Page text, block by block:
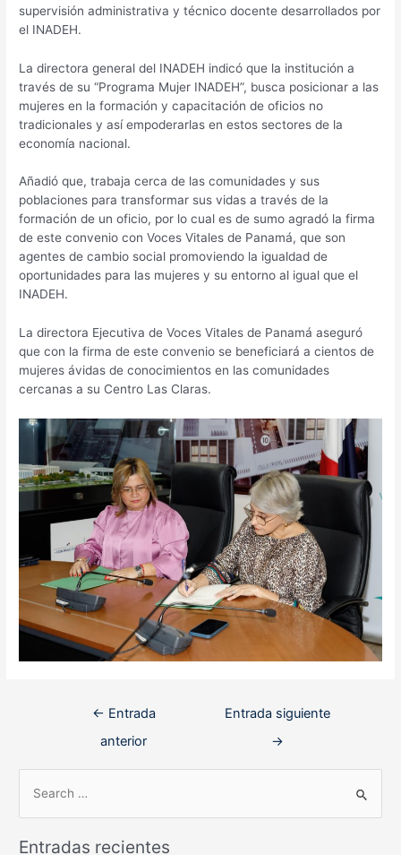
supervisión administrativa y técnico docente desarrollados por
el INADEH.
La directora general del INADEH indicó que la institución a
través de su “Programa Mujer INADEH”, busca posicionar a las
mujeres en la formación y capacitación de oficios no
tradicionales y así empoderarlas en estos sectores de la
economía nacional.
Añadió que, trabaja cerca de las comunidades y sus
poblaciones para transformar sus vidas a través de la
formación de un oficio, por lo cual es de sumo agradó la firma
de este convenio con Voces Vitales de Panamá, que son
agentes de cambio social promoviendo la igualdad de
oportunidades para las mujeres y su entorno al igual que el
INADEH.
La directora Ejecutiva de Voces Vitales de Panamá aseguró
que con la firma de este convenio se beneficiará a cientos de
mujeres ávidas de conocimientos en las comunidades
cercanas a su Centro Las Claras.
Navegación
← Entrada
anterior
Entrada siguiente
→
Entradas recientes